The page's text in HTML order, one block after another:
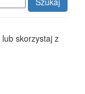
skorzystaj z